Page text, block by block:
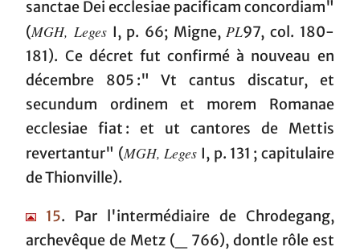
sanctae Dei ecclesiae pacificam concordiam"
(MGH, Leges I, p. 66; Migne,PL97, col. 180-
181). Ce décret fut confirmé à nouveau en
décembre 805 :" Vt cantus discatur, et
secundum ordinem et morem Romanae
ecclesiae fiat : et ut cantores de Mettis
revertantur" (MGH, Leges I, p. 131 ; capitulaire
de Thionville).
15. Par l'intermédiaire de Chrodegang,
archevêque de Metz (_ 766), dontle rôle est